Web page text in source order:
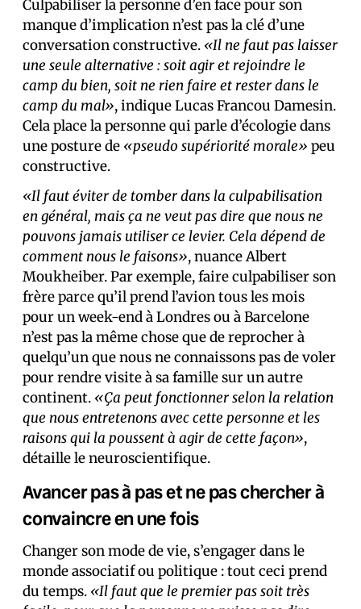
Culpabiliser la personne d’en face pour son
manque d’implication n’est pas la clé d’une
conversation constructive. «Il ne faut pas laisser
une seule alternative : soit agir et rejoindre le
camp du bien, soit ne rien faire et rester dans le
camp du mal», indique Lucas Francou Damesin.
Cela place la personne qui parle d’écologie dans
une posture de «pseudo supériorité morale» peu
constructive.
«Il faut éviter de tomber dans la culpabilisation
en général, mais ça ne veut pas dire que nous ne
pouvons jamais utiliser ce levier. Cela dépend de
comment nous le faisons», nuance Albert
Moukheiber. Par exemple, faire culpabiliser son
frère parce qu’il prend l’avion tous les mois
pour un week-end à Londres ou à Barcelone
n’est pas la même chose que de reprocher à
quelqu’un que nous ne connaissons pas de voler
pour rendre visite à sa famille sur un autre
continent. «Ça peut fonctionner selon la relation
que nous entretenons avec cette personne et les
raisons qui la poussent à agir de cette façon»,
détaille le neuroscientifique.
Avancer pas à pas et ne pas chercher à
convaincre en une fois
Changer son mode de vie, s’engager dans le
monde associatif ou politique : tout ceci prend
du temps. «Il faut que le premier pas soit très